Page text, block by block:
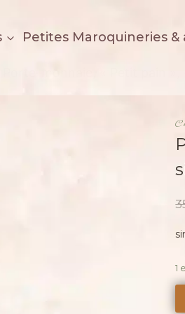
Petites Maroquineries &
1